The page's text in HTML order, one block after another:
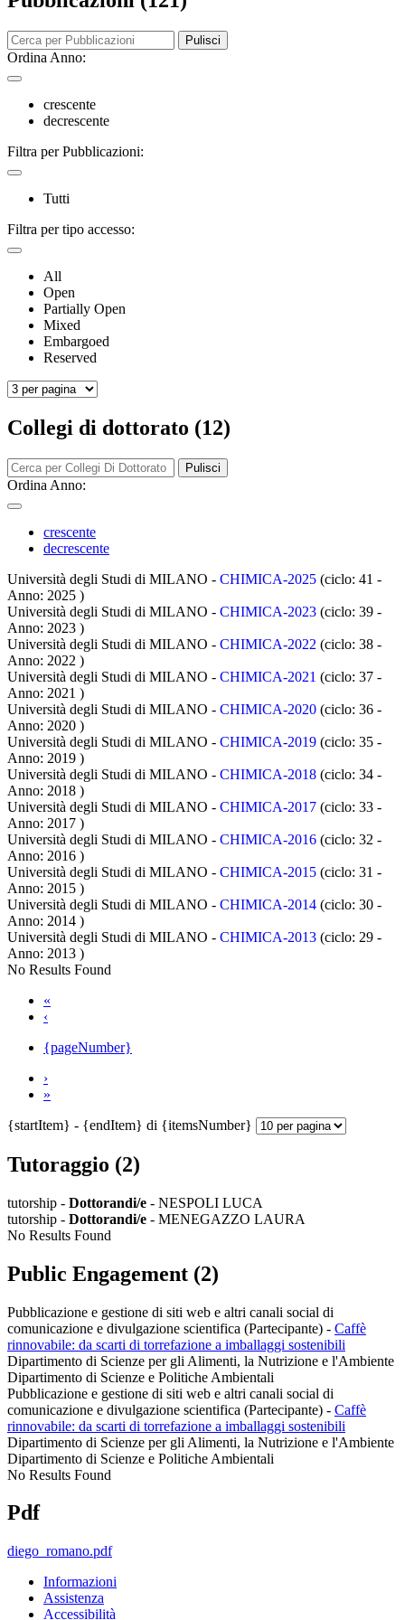
Pulisci
Ordina Anno:
crescente
decrescente
Filtra per Pubblicazioni:
Tutti
Filtra per tipo accesso:
All
Open
Partially Open
Mixed
Embargoed
Reserved
Collegi di dottorato (12)
Pulisci
Ordina Anno:
crescente
decrescente
Università degli Studi di MILANO - CHIMICA-2025 (ciclo: 41 -
Anno: 2025 )
Università degli Studi di MILANO - CHIMICA-2023 (ciclo: 39 -
Anno: 2023 )
Università degli Studi di MILANO - CHIMICA-2022 (ciclo: 38 -
Anno: 2022 )
Università degli Studi di MILANO - CHIMICA-2021 (ciclo: 37 -
Anno: 2021 )
Università degli Studi di MILANO - CHIMICA-2020 (ciclo: 36 -
Anno: 2020 )
Università degli Studi di MILANO - CHIMICA-2019 (ciclo: 35 -
Anno: 2019 )
Università degli Studi di MILANO - CHIMICA-2018 (ciclo: 34 -
Anno: 2018 )
Università degli Studi di MILANO - CHIMICA-2017 (ciclo: 33 -
Anno: 2017 )
Università degli Studi di MILANO - CHIMICA-2016 (ciclo: 32 -
Anno: 2016 )
Università degli Studi di MILANO - CHIMICA-2015 (ciclo: 31 -
Anno: 2015 )
Università degli Studi di MILANO - CHIMICA-2014 (ciclo: 30 -
Anno: 2014 )
Università degli Studi di MILANO - CHIMICA-2013 (ciclo: 29 -
Anno: 2013 )
No Results Found
«
‹
{pageNumber}
›
»
{startItem} - {endItem} di {itemsNumber}
Tutoraggio (2)
tutorship - Dottorandi/e - NESPOLI LUCA
tutorship - Dottorandi/e - MENEGAZZO LAURA
No Results Found
Public Engagement (2)
Pubblicazione e gestione di siti web e altri canali social di
comunicazione e divulgazione scientifica (Partecipante) - Caffè
rinnovabile: da scarti di torrefazione a imballaggi sostenibili
Dipartimento di Scienze per gli Alimenti, la Nutrizione e l'Ambiente
Dipartimento di Scienze e Politiche Ambientali
Pubblicazione e gestione di siti web e altri canali social di
comunicazione e divulgazione scientifica (Partecipante) - Caffè
rinnovabile: da scarti di torrefazione a imballaggi sostenibili
Dipartimento di Scienze per gli Alimenti, la Nutrizione e l'Ambiente
Dipartimento di Scienze e Politiche Ambientali
No Results Found
Pdf
diego_romano.pdf
Informazioni
Assistenza
Accessibilità